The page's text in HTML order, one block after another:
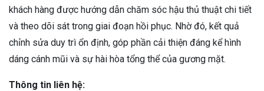
khách hàng được hướng dẫn chăm sóc hậu thủ thuật chi tiết
và theo dõi sát trong giai đoạn hồi phục. Nhờ đó, kết quả
chỉnh sửa duy trì ổn định, góp phần cải thiện đáng kể hình
dáng cánh mũi và sự hài hòa tổng thể của gương mặt.
Thông tin liên hệ: